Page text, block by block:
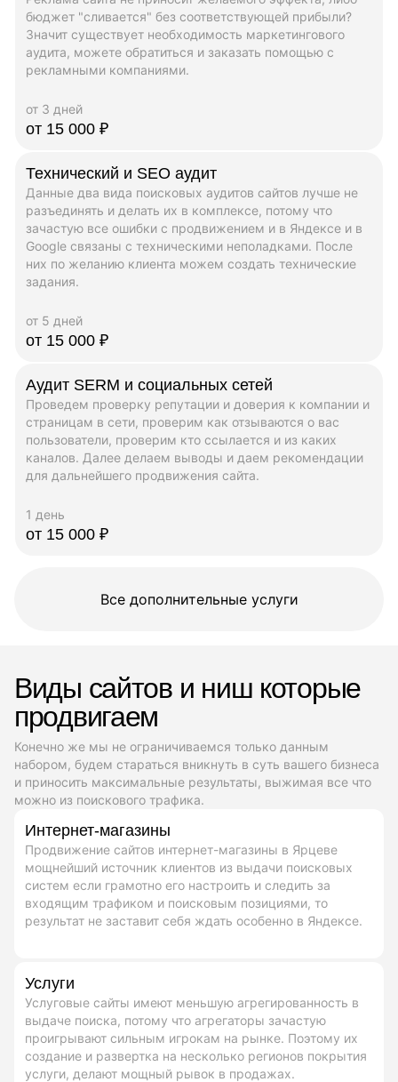
бюджет "сливается" без соответствующей прибыли?
Значит существует необходимость маркетингового
аудита, можете обратиться и заказать помощью с
рекламными компаниями.
от 3 дней
от 15 000 ₽
Технический и SEO аудит
Данные два вида поисковых аудитов сайтов лучше не
разъединять и делать их в комплексе, потому что
зачастую все ошибки с продвижением и в Яндексе и в
Google связаны с техническими неполадками. После
них по желанию клиента можем создать технические
задания.
от 5 дней
от 15 000 ₽
Аудит SERM и социальных сетей
Проведем проверку репутации и доверия к компании и
страницам в сети, проверим как отзываются о вас
пользователи, проверим кто ссылается и из каких
каналов. Далее делаем выводы и даем рекомендации
для дальнейшего продвижения сайта.
1 день
от 15 000 ₽
Все дополнительные услуги
Виды сайтов и ниш которые
продвигаем
Конечно же мы не ограничиваемся только данным
набором, будем стараться вникнуть в суть вашего бизнеса
и приносить максимальные результаты, выжимая все что
можно из поискового трафика.
Интернет-магазины
Продвижение сайтов интернет-магазины в Ярцеве
мощнейший источник клиентов из выдачи поисковых
систем если грамотно его настроить и следить за
входящим трафиком и поисковым позициями, то
результат не заставит себя ждать особенно в Яндексе.
Услуги
Услуговые сайты имеют меньшую агрегированность в
выдаче поиска, потому что агрегаторы зачастую
проигрывают сильным игрокам на рынке. Поэтому их
создание и развертка на несколько регионов покрытия
услуги, делают мощный рывок в продажах.